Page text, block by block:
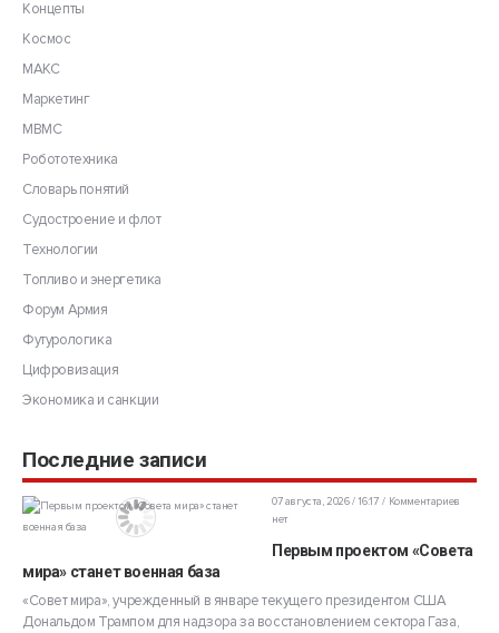
Концепты
Космос
МАКС
Маркетинг
МВМС
Робототехника
Словарь понятий
Судостроение и флот
Технологии
Топливо и энергетика
Форум Армия
Футурологика
Цифровизация
Экономика и санкции
Последние записи
07 августа, 2026 / 16:17
Комментариев
нет
Первым проектом «Совета
мира» станет военная база
«Совет мира», учрежденный в январе текущего президентом США
Дональдом Трампом для надзора за восстановлением сектора Газа,